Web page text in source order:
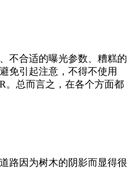
不合适的曝光参数、糟糕的
免引起注意，不得不使用
。总而言之，在各个方面都
路因为树木的阴影而显得很